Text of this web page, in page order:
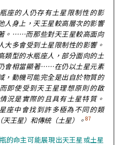
座的人仍存有土星限制性的影
人身上，天王星較高層次的影響
。……而那些對天王星較高面向
大多會受到土星限制性的影響。
類型的水瓶座人，部分面向的土
會相當顯著……在仍以土星元素
，動機可能完全是出自於物質的
即使受到天王星理想原則的啟
況是實際的且具有土星特質。
座中會找到許多極為不同的類
王星）和傳統（土星）。 87
的命主可能展現出天王星或土星